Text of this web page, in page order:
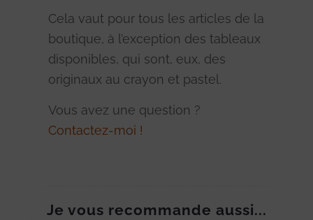
Cela vaut pour tous les articles de la
boutique, à l’exception des tableaux
disponibles, qui sont, eux, des
originaux au crayon et pastel.
Vous avez une question ?
Contactez-moi !
Je vous recommande aussi...